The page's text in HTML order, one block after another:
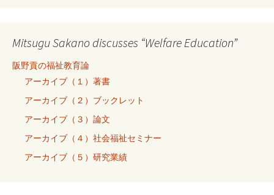
Mitsugu Sakano discusses “Welfare Education”
阪野貢の福祉教育論
アーカイブ（１）著書
アーカイブ（２）ブックレット
アーカイブ（３）論文
アーカイブ（４）社会福祉セミナー
アーカイブ（５）研究業績